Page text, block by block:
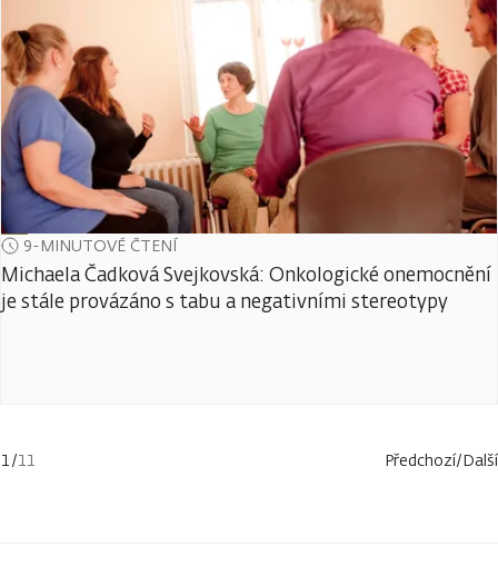
9-MINUTOVÉ ČTENÍ
Michaela Čadková Svejkovská: Onkologické onemocnění
je stále provázáno s tabu a negativními stereotypy
1/11 Předchozí/Další